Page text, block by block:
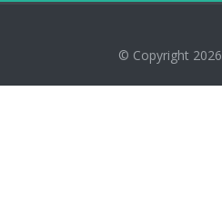
© Copyright 2026